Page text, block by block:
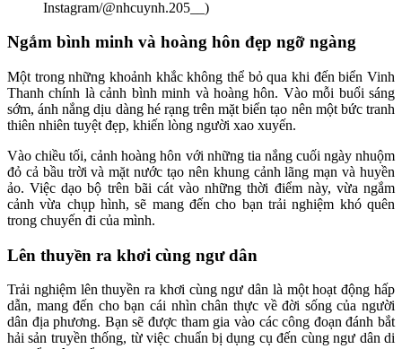
Instagram/@nhcuynh.205__)
Ngắm bình minh và hoàng hôn đẹp ngỡ ngàng
Một trong những khoảnh khắc không thể bỏ qua khi đến biển Vinh
Thanh chính là cảnh bình minh và hoàng hôn. Vào mỗi buổi sáng
sớm, ánh nắng dịu dàng hé rạng trên mặt biển tạo nên một bức tranh
thiên nhiên tuyệt đẹp, khiến lòng người xao xuyến.
Vào chiều tối, cảnh hoàng hôn với những tia nắng cuối ngày nhuộm
đỏ cả bầu trời và mặt nước tạo nên khung cảnh lãng mạn và huyền
ảo. Việc dạo bộ trên bãi cát vào những thời điểm này, vừa ngắm
cảnh vừa chụp hình, sẽ mang đến cho bạn trải nghiệm khó quên
trong chuyến đi của mình.
Lên thuyền ra khơi cùng ngư dân
Trải nghiệm lên thuyền ra khơi cùng ngư dân là một hoạt động hấp
dẫn, mang đến cho bạn cái nhìn chân thực về đời sống của người
dân địa phương. Bạn sẽ được tham gia vào các công đoạn đánh bắt
hải sản truyền thống, từ việc chuẩn bị dụng cụ đến cùng ngư dân di